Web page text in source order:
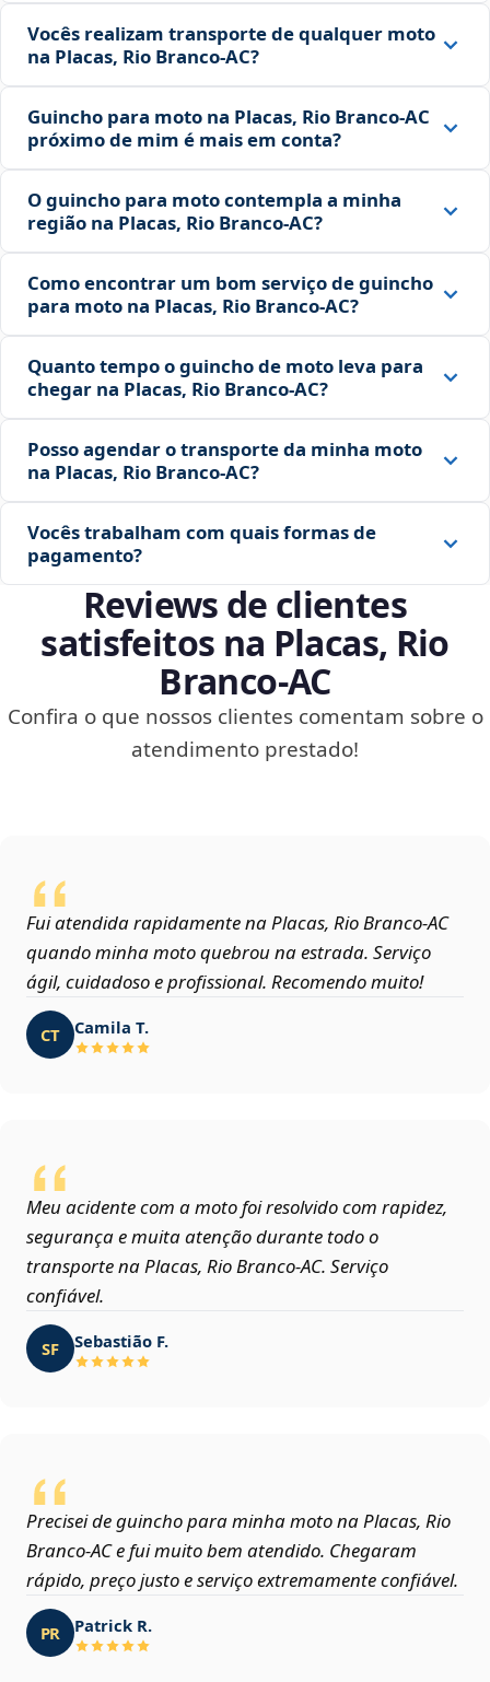
Vocês realizam transporte de qualquer moto
na Placas, Rio Branco‑AC?
Guincho para moto na Placas, Rio Branco‑AC
próximo de mim é mais em conta?
O guincho para moto contempla a minha
região na Placas, Rio Branco‑AC?
Como encontrar um bom serviço de guincho
para moto na Placas, Rio Branco‑AC?
Quanto tempo o guincho de moto leva para
chegar na Placas, Rio Branco‑AC?
Posso agendar o transporte da minha moto
na Placas, Rio Branco‑AC?
Vocês trabalham com quais formas de
pagamento?
Reviews de clientes
satisfeitos na Placas, Rio
Branco‑AC
Confira o que nossos clientes comentam sobre o
atendimento prestado!
Fui atendida rapidamente na Placas, Rio Branco‑AC
quando minha moto quebrou na estrada. Serviço
ágil, cuidadoso e profissional. Recomendo muito!
CT Camila T.
Meu acidente com a moto foi resolvido com rapidez,
segurança e muita atenção durante todo o
transporte na Placas, Rio Branco‑AC. Serviço
confiável.
SF Sebastião F.
Precisei de guincho para minha moto na Placas, Rio
Branco‑AC e fui muito bem atendido. Chegaram
rápido, preço justo e serviço extremamente confiável.
PR Patrick R.